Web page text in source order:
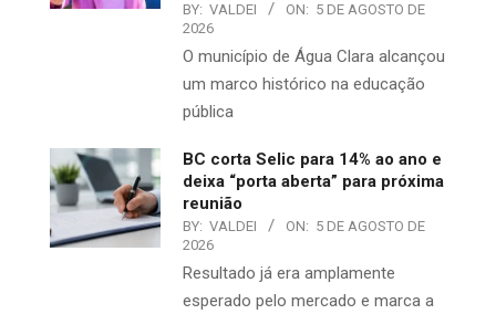
BY: VALDEI ON: 5 DE AGOSTO DE
2026
O município de Água Clara alcançou
um marco histórico na educação
pública
BC corta Selic para 14% ao ano e
deixa “porta aberta” para próxima
reunião
BY: VALDEI ON: 5 DE AGOSTO DE
2026
Resultado já era amplamente
esperado pelo mercado e marca a